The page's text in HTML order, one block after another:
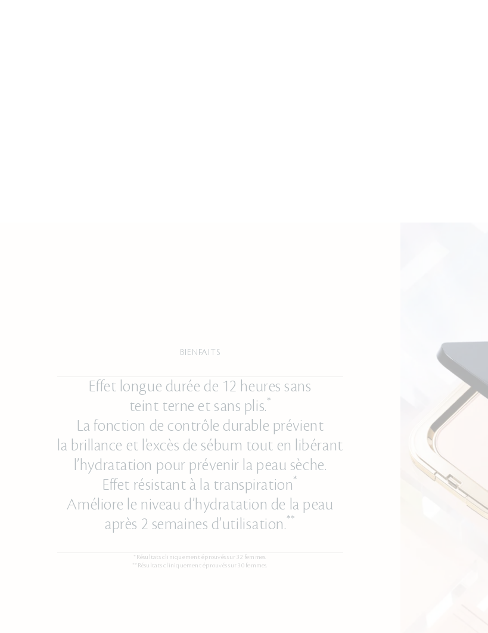
BIENFAITS
Effet longue durée de 12 heures sans
teint terne et sans plis.*
La fonction de contrôle durable prévient
la brillance et l’excès de sébum tout en libérant
l’hydratation pour prévenir la peau sèche.
Effet résistant à la transpiration*
Améliore le niveau d’hydratation de la peau
après 2 semaines d’utilisation.**
*Résultats cliniquement éprouvés sur 32 femmes.
**Résultats cliniquement éprouvés sur 30 femmes.